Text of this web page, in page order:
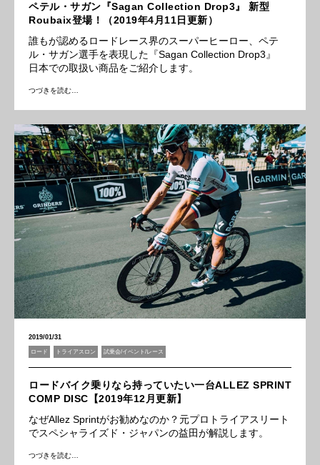
ペテル・サガン『Sagan Collection Drop3』 新型
Roubaix登場！（2019年4月11日更新）
誰もが認めるロードレース界のスーパーヒーロー、ペテ
ル・サガン選手を表現した『Sagan Collection Drop3』
日本での取扱い商品をご紹介します。
つづきを読む…
2019/01/31
ロード トライアスロン 試乗会/イベント/レース
ロードバイク乗りなら持っていたい一台ALLEZ SPRINT
COMP DISC【2019年12月更新】
なぜAllez Sprintがお勧めなのか？元プロトライアスリート
でスペシャライズド・ジャパンの益田が解説します。
つづきを読む…